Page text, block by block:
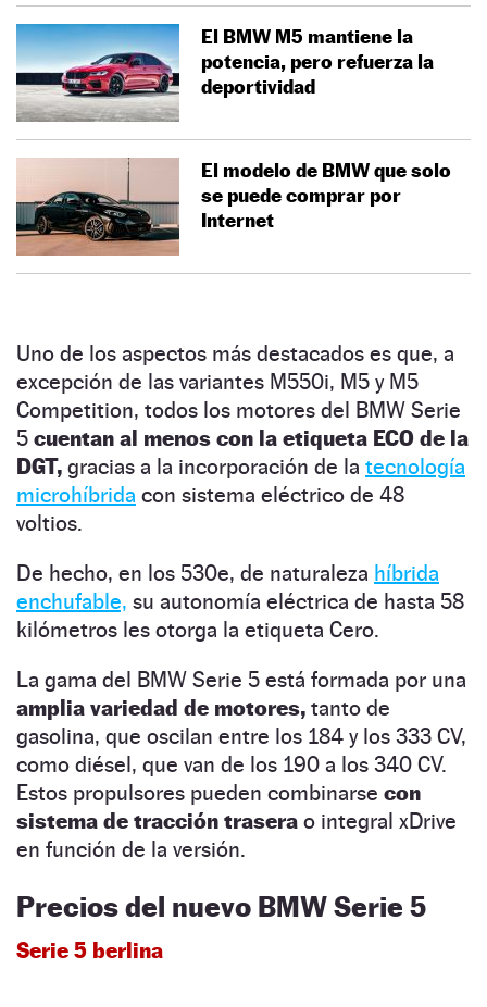
El BMW M5 mantiene la
potencia, pero refuerza la
deportividad
El modelo de BMW que solo
se puede comprar por
Internet
Uno de los aspectos más destacados es que, a
excepción de las variantes M550i, M5 y M5
Competition, todos los motores del BMW Serie
5 cuentan al menos con la etiqueta ECO de la
DGT, gracias a la incorporación de la tecnología
microhíbrida con sistema eléctrico de 48
voltios.
De hecho, en los 530e, de naturaleza híbrida
enchufable, su autonomía eléctrica de hasta 58
kilómetros les otorga la etiqueta Cero.
La gama del BMW Serie 5 está formada por una
amplia variedad de motores, tanto de
gasolina, que oscilan entre los 184 y los 333 CV,
como diésel, que van de los 190 a los 340 CV.
Estos propulsores pueden combinarse con
sistema de tracción trasera o integral xDrive
en función de la versión.
Precios del nuevo BMW Serie 5
Serie 5 berlina